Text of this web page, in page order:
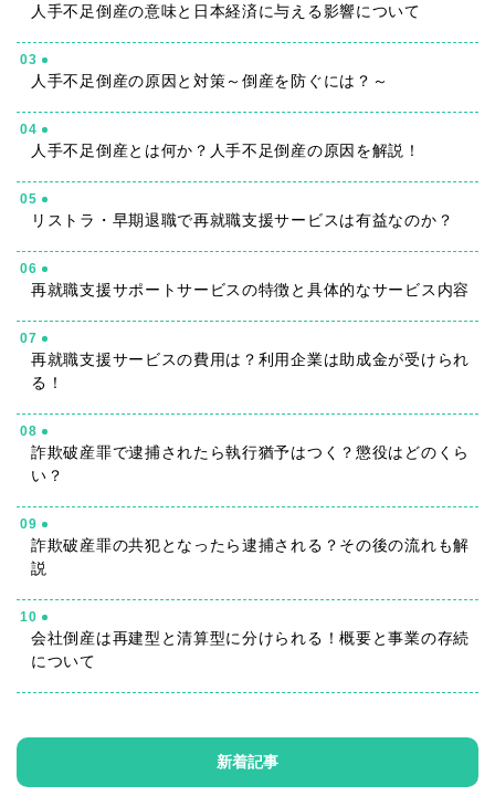
人手不足倒産の意味と日本経済に与える影響について
03
人手不足倒産の原因と対策～倒産を防ぐには？～
04
人手不足倒産とは何か？人手不足倒産の原因を解説！
05
リストラ・早期退職で再就職支援サービスは有益なのか？
06
再就職支援サポートサービスの特徴と具体的なサービス内容
07
再就職支援サービスの費用は？利用企業は助成金が受けられ
る！
08
詐欺破産罪で逮捕されたら執行猶予はつく？懲役はどのくら
い？
09
詐欺破産罪の共犯となったら逮捕される？その後の流れも解
説
10
会社倒産は再建型と清算型に分けられる！概要と事業の存続
について
新着記事